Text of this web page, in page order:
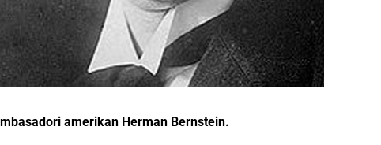
amerikan Herman Bernstein.